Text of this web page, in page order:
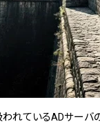
れているADサーバ